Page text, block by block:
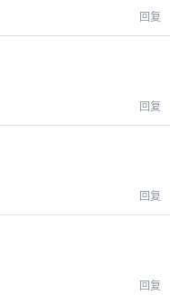
回复
回复
回复
回复